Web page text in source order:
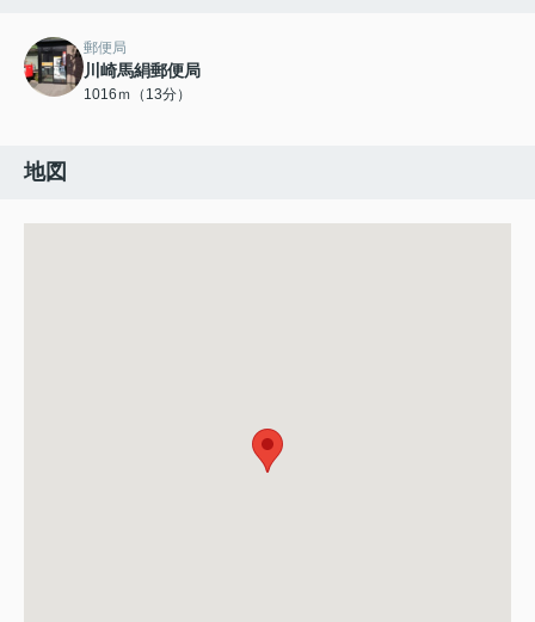
郵便局
川崎馬絹郵便局
1016ｍ（13分）
地図